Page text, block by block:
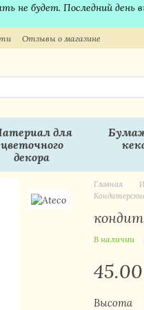
не будет. Последний
Отзывы о магазине
для
цветочного
декора
Главная
В наличии
Высота